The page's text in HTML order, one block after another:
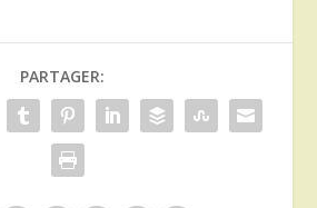
PARTAGER: